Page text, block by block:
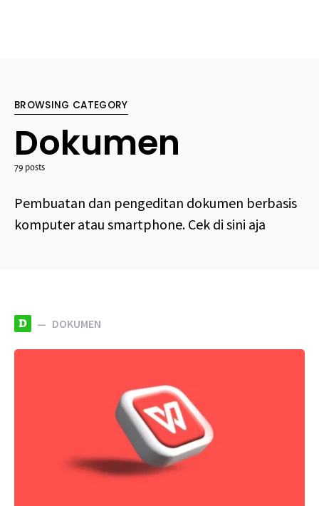
BROWSING CATEGORY
Dokumen
79 posts
Pembuatan dan pengeditan dokumen berbasis
komputer atau smartphone. Cek di sini aja
D DOKUMEN